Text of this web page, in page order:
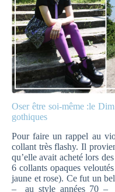
Oser être soi-même :le
gothiques
Pour faire un rappel au
collant très flashy. Il
qu’elle avait acheté lors
6 collants opaques
jaune et rose). Ce fut un
– au style années 70 –